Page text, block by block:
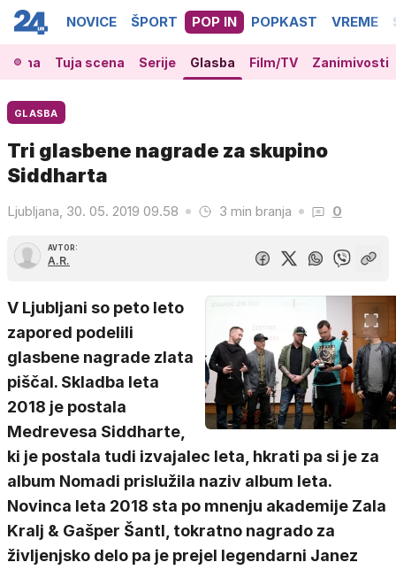
NOVICE ŠPORT POP IN POPKAST VREME
Tuja scena Serije Glasba Film/TV Zanimivosti
GLASBA
Tri glasbene nagrade za skupino
Siddharta
Ljubljana, 30. 05. 2019 09.58 3 min branja 0
AVTOR:
A.R.
V Ljubljani so peto leto
zapored podelili
glasbene nagrade zlata
piščal. Skladba leta
2018 je postala
Medrevesa Siddharte,
ki je postala tudi izvajalec leta, hkrati pa si je za
album Nomadi prislužila naziv album leta.
Novinca leta 2018 sta po mnenju akademije Zala
Kralj & Gašper Šantl, tokratno nagrado za
življenjsko delo pa je prejel legendarni Janez